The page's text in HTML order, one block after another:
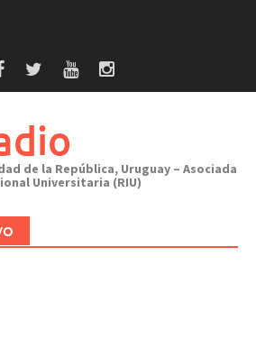
de la República, Uruguay – Asociada
Universitaria (RIU)